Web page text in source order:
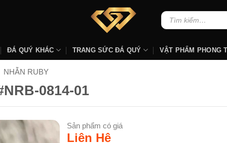
Tìm
kiếm:
ĐÁ QUÝ KHÁC TRANG SỨC ĐÁ QUÝ VẬT PHẨM PHONG
NHẪN RUBY
0814-01
Sản phẩm có giá
Liên Hệ